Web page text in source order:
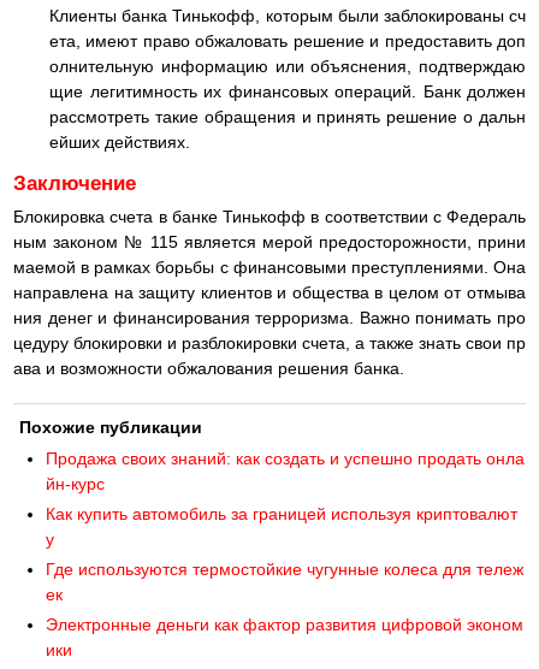
Клиенты банка Тинькофф, которым были заблокированы сч
ета, имеют право обжаловать решение и предоставить доп
олнительную информацию или объяснения, подтверждаю
щие легитимность их финансовых операций. Банк должен
рассмотреть такие обращения и принять решение о дальн
ейших действиях.
Заключение
Блокировка счета в банке Тинькофф в соответствии с Федераль
ным законом № 115 является мерой предосторожности, прини
маемой в рамках борьбы с финансовыми преступлениями. Она
направлена на защиту клиентов и общества в целом от отмыва
ния денег и финансирования терроризма. Важно понимать про
цедуру блокировки и разблокировки счета, а также знать свои пр
ава и возможности обжалования решения банка.
Похожие публикации
Продажа своих знаний: как создать и успешно продать онла
йн-курс
Как купить автомобиль за границей используя криптовалют
у
Где используются термостойкие чугунные колеса для тележ
ек
Электронные деньги как фактор развития цифровой эконом
ики